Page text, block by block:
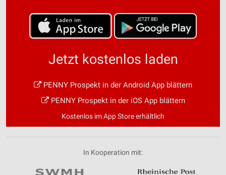
Jetzt kostenlos laden
PENNY Prospekt in der Android App blättern
PENNY Prospekt in der iOS App blättern
Kostenlos im App Store erhältlich
In Kooperation mit: